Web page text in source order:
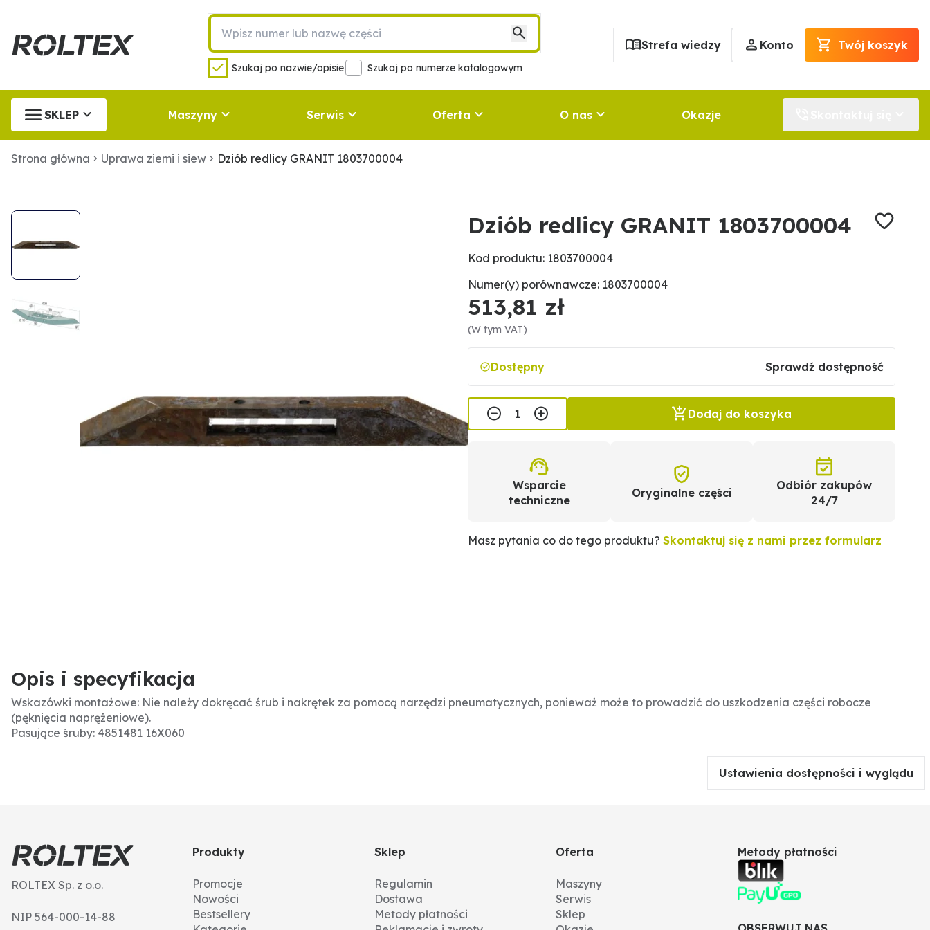
Szukaj po nazwie/opisie Szukaj po numerze katalogowym
Strefa wiedzy Konto Twój koszyk
SKLEP Maszyny Serwis Oferta O nas Okazje
Strona główna Uprawa ziemi i siew Dziób redlicy GRANIT 1803700004
Dziób redlicy GRANIT 1803700004
Kod produktu: 1803700004
Numer(y) porównawcze: 1803700004
513,81 zł
(W tym VAT)
Dostępny Sprawdź dostępność
Dodaj do koszyka
Wsparcie
techniczne
Oryginalne części
Odbiór zakupów
24/7
Masz pytania co do tego produktu? Skontaktuj się z nami przez formularz
Opis i specyfikacja
Wskazówki montażowe: Nie należy dokręcać śrub i nakrętek za pomocą narzędzi pneumatycznych, ponieważ może to prowadzić do uszkodzenia części robocze
(pęknięcia naprężeniowe).
Pasujące śruby: 4851481 16X060
Ustawienia dostępności i wyglądu
ROLTEX Sp. z o.o.
NIP 564-000-14-88
Produkty
Promocje
Nowości
Bestsellery
Sklep
Regulamin
Dostawa
Metody płatności
Oferta
Maszyny
Serwis
Sklep
Metody płatności